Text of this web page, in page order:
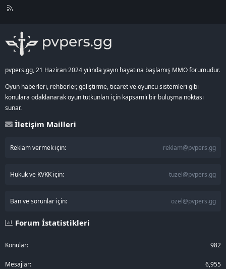
R
pvpers.gg, 21 Haziran 2024 yılında yayın hayatına başlamış MMO forumudur.
Oyun haberleri, rehberler, geliştirme, ticaret ve oyuncu sistemleri gibi
konulara odaklanarak oyun tutkunları için kapsamlı bir buluşma noktası
sunar.
İletişim Mailleri
Reklam vermek için: reklam@pvpers.gg
Hukuk ve KVKK için: tuzel@pvpers.gg
Ban ve sorunlar için: ozel@pvpers.gg
Forum İstatistikleri
Konular 982
Mesajlar 6,955